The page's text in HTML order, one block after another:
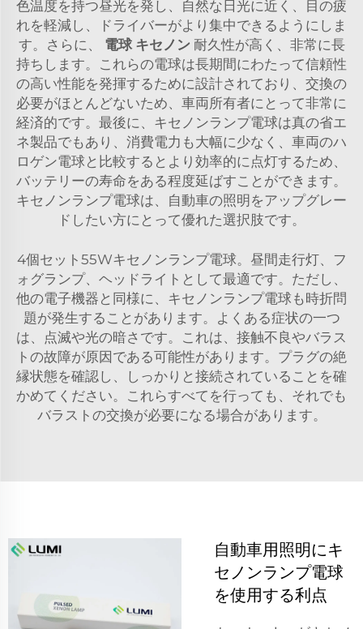
色温度を持つ昼光を発し、自然な日光に近く、目の疲
れを軽減し、ドライバーがより集中できるようにしま
す。さらに、 電球 キセノン 耐久性が高く、非常に長
持ちします。これらの電球は長期間にわたって信頼性
の高い性能を発揮するために設計されており、交換の
必要がほとんどないため、車両所有者にとって非常に
経済的です。最後に、キセノンランプ電球は真の省エ
ネ製品でもあり、消費電力も大幅に少なく、車両のハ
ロゲン電球と比較するとより効率的に点灯するため、
バッテリーの寿命をある程度延ばすことができます。
キセノンランプ電球は、自動車の照明をアップグレー
ドしたい方にとって優れた選択肢です。
4個セット55Wキセノンランプ電球。昼間走行灯、フ
ォグランプ、ヘッドライトとして最適です。ただし、
他の電子機器と同様に、キセノンランプ電球も時折問
題が発生することがあります。よくある症状の一つ
は、点滅や光の暗さです。これは、接触不良やバラス
トの故障が原因である可能性があります。プラグの絶
縁状態を確認し、しっかりと接続されていることを確
かめてください。これらすべてを行っても、それでも
バラストの交換が必要になる場合があります。
自動車用照明にキ
セノンランプ電球
を使用する利点